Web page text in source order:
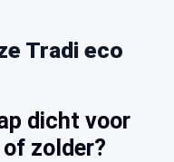
Tradi eco
dicht voor
zolder?